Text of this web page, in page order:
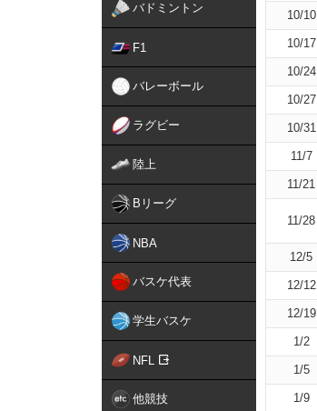
バドミントン
F1
バレーボール
ラグビー
陸上
Bリーグ
NBA
バスケ代表
学生バスケ
NFL
他競技
10/10
10/17
10/24
10/27
10/31
11/7
11/21
11/28
12/5
12/12
12/19
1/2
1/5
1/9